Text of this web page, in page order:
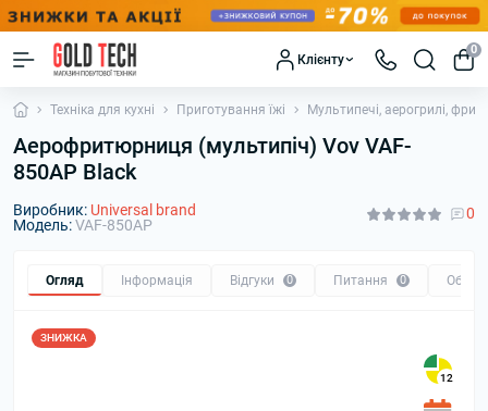
Клієнту
0
Техніка для кухні Приготування їжі Мультипечі, аерогрилі,
Аерофритюрниця (мультипіч) Vov VAF-
850AP Black
Виробник: Universal brand
Модель:VAF-850AP
0
Огляд Інформація Відгуки 0 Питання 0 Обмін
ЗНИЖКА
12